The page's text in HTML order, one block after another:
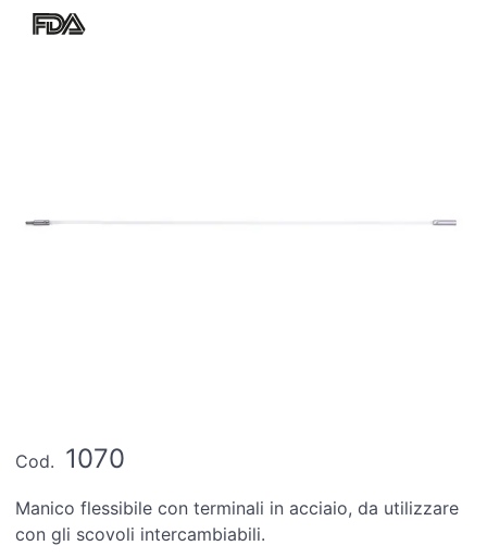
Cod. 1070
Manico flessibile con terminali in acciaio, da utilizzare
con gli scovoli intercambiabili.